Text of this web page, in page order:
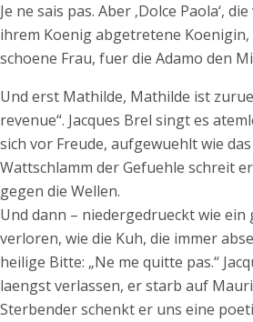
Je ne sais pas. Aber ‚Dolce Paola‘,
ihrem Koenig abgetretene
schoene Frau, fuer die Adamo den
Und erst Mathilde, Mathilde ist
revenue“. Jacques Brel singt es
sich vor Freude, aufgewuehlt wie
Wattschlamm der Gefuehle schreit
gegen die Wellen.
Und dann – niedergedrueckt wie ein
verloren, wie die Kuh, die immer
heilige Bitte: „Ne me quitte pas.“
laengst verlassen, er starb auf
Sterbender schenkt er uns eine